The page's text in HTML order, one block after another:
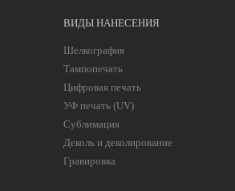
ВИДЫ НАНЕСЕНИЯ
Шелкография
Тампопечать
Цифровая печать
УФ печать (UV)
Сублимация
Деколь и деколирование
Гравировка